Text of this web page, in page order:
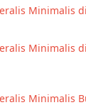
Minimalis
Minimalis
Minimalis